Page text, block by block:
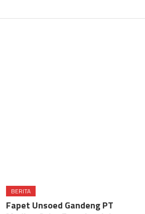
BERITA
Fapet Unsoed Gandeng PT